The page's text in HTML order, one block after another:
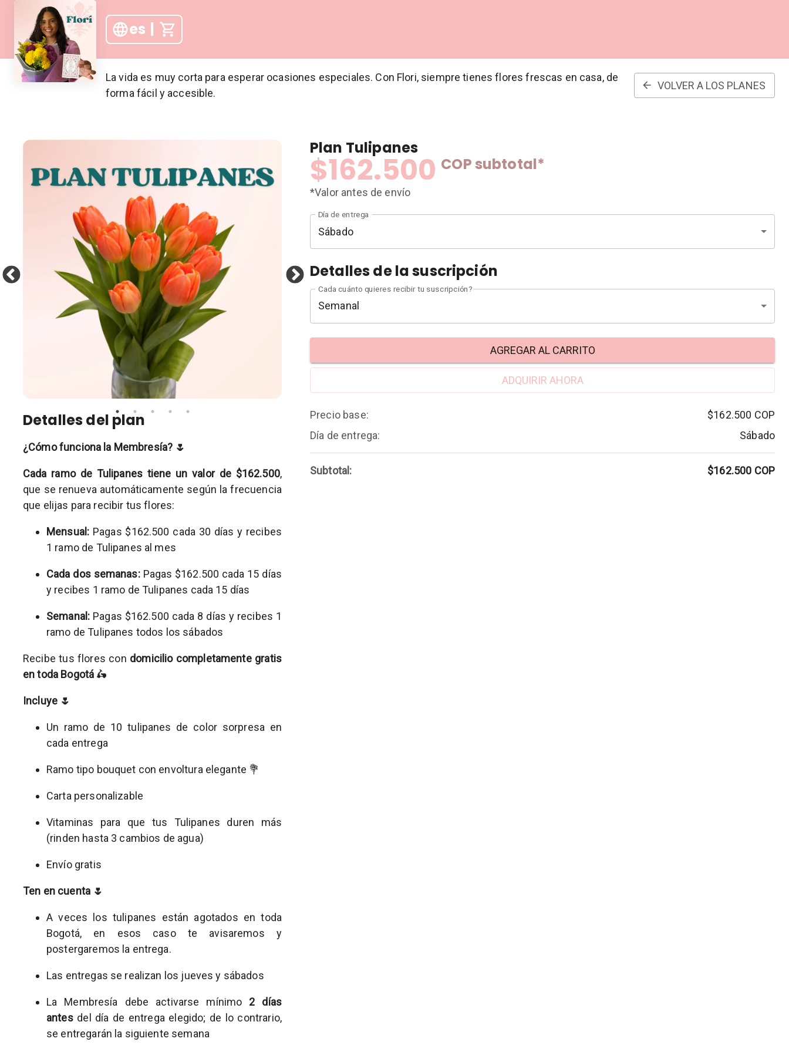
es |
La vida es muy corta para esperar ocasiones especiales. Con Flori, siempre tienes flores frescas en casa, de
forma fácil y accesible.
VOLVER A LOS PLANES
Detalles del plan
¿Cómo funciona la Membresía? 🌷
Cada ramo de Tulipanes tiene un valor de $162.500,
que se renueva automáticamente según la frecuencia
que elijas para recibir tus flores:
Mensual: Pagas $162.500 cada 30 días y recibes
1 ramo de Tulipanes al mes
Cada dos semanas:Pagas $162.500 cada 15 días
y recibes 1 ramo de Tulipanes cada 15 días
Semanal: Pagas $162.500 cada 8 días y recibes 1
ramo de Tulipanes todos los sábados
Recibe tus flores con domicilio completamente gratis
en toda Bogotá 🛵
Incluye 🌷
Un ramo de 10 tulipanes de color sorpresa en
cada entrega
Ramo tipo bouquet con envoltura elegante 💐
Carta personalizable
Vitaminas para que tus Tulipanes duren más
(rinden hasta 3 cambios de agua)
Envío gratis
Ten en cuenta 🌷
A veces los tulipanes están agotados en toda
Bogotá, en esos caso te avisaremos y
postergaremos la entrega.
Las entregas se realizan los jueves y sábados
La Membresía debe activarse mínimo 2 días
antesdel día de entrega elegido; de lo contrario,
se entregarán la siguiente semana
Plan Tulipanes
$162.500 COPsubtotal*
*Valor antes de envío
Día de entrega
Sábado
Detalles de la suscripción
Cada cuánto quieres recibir tu suscripción?
Semanal
AGREGAR AL CARRITO
ADQUIRIR AHORA
Precio base: $162.500 COP
Día de entrega: Sábado
Subtotal: $162.500 COP